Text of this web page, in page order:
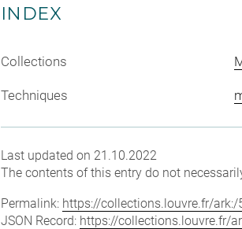
INDEX
Collections
Techniques
Last updated on 21.10.2022
The contents of this entry do not
Permalink: https://collections.louvre.fr/
JSON Record: https://collections.louvre.fr/